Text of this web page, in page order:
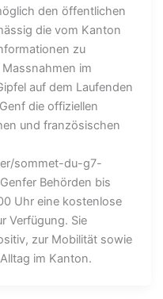
den öffentlichen
die vom Kanton
zu
im
auf dem Laufenden
die offiziellen
und französischen
sommet-du-g7-
Behörden bis
Uhr eine kostenlose
Verfügung. Sie
zur Mobilität sowie
im Kanton.